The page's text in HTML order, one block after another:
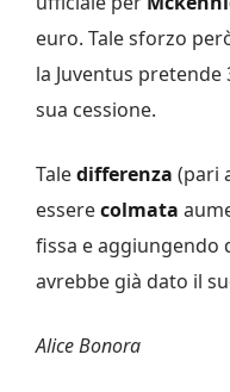
euro. Tale sforzo
la Juventus
sua cessione.
Taledifferenza (pari
esserecolmata
fissa e aggiungendo
avrebbe già dato il
Alice Bonora